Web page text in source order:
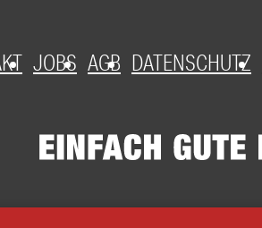
JOBS AGB DATENSCHUTZ